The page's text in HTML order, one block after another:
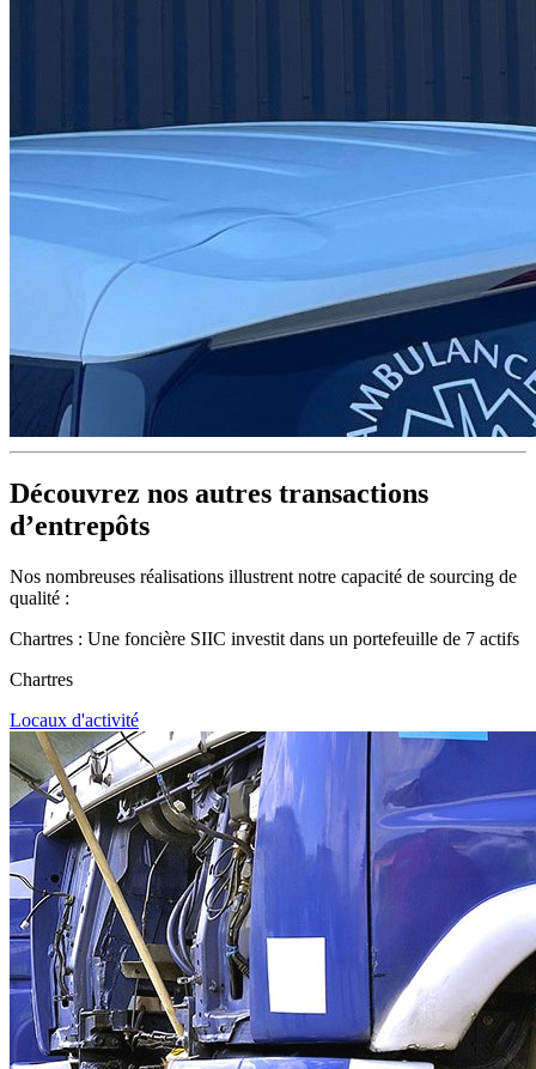
Découvrez nos autres transactions
d’entrepôts
Nos nombreuses réalisations illustrent notre capacité de sourcing de
qualité :
Chartres : Une foncière SIIC investit dans un portefeuille de 7 actifs
Chartres
Locaux d'activité